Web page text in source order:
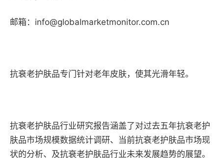
邮箱：info@globalmarketmonitor.com.cn
抗衰老护肤品专门针对老年皮肤，使其光滑年轻。
抗衰老护肤品行业研究报告涵盖了对过去五年抗衰老护
肤品市场规模数据统计调研、当前抗衰老护肤品市场现
状的分析、及抗衰老护肤品行业未来发展趋势的展望。